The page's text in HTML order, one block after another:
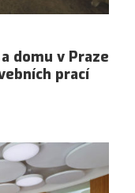
domu v Praze
prací